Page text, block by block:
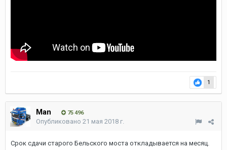
1
Man 75 496
Опубликовано 21 мая 2018 г.
Срок сдачи старого Бельского моста откладывается на месяц.